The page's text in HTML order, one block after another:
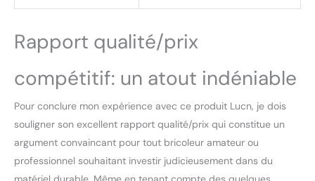
Rapport qualité/prix
compétitif: un atout indéniable
Pour conclure mon expérience avec ce produit Lucn, je dois
souligner son excellent rapport qualité/prix qui constitue un
argument convaincant pour tout bricoleur amateur ou
professionnel souhaitant investir judicieusement dans du